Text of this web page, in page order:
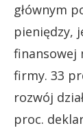
głównym
pieniędzy,
finansowej
firmy. 33
rozwój
proc.